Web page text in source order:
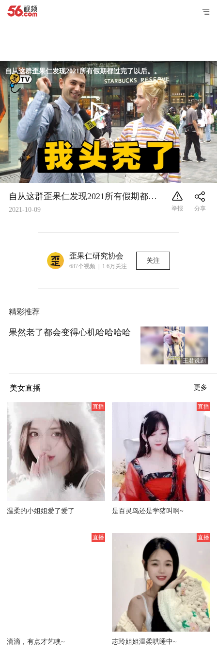
自从这群歪果仁发现2021所有假期都过完了以后。。。#歪果仁#搞笑
自从这群歪果仁发现2021所有假期都过完了以后。。。#歪果仁#搞笑
2021-10-09
歪果仁研究协会
687个视频 | 1.6万关注
关注
精彩推荐
果然老了都会变得心机哈哈哈哈
王君说剧
美女直播 更多
温柔的小姐姐爱了爱了 是百灵鸟还是学猪叫啊~
滴滴，有点才艺噢~ 志玲姐姐温柔哄睡中~